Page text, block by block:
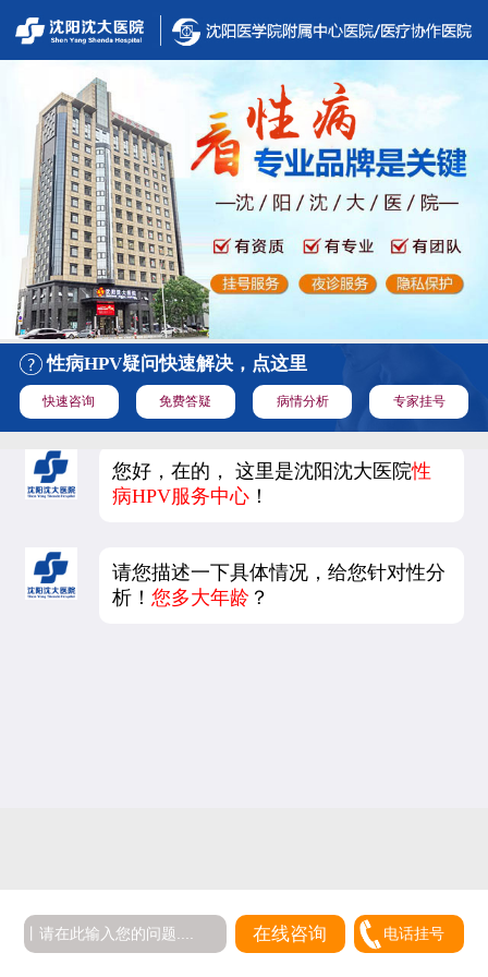
性病HPV疑问快速解决，点这里
快速咨询 免费答疑 病情分析 专家挂号
您好，在的， 这里是沈阳沈大医院性
病HPV服务中心 ！
请您描述一下具体情况，给您针对性分
析！您多大年龄 ？
在线咨询 电话挂号
5